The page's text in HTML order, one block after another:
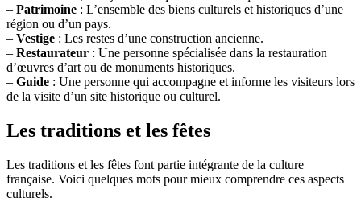
– Patrimoine : L’ensemble des biens culturels et historiques d’une
région ou d’un pays.
– Vestige : Les restes d’une construction ancienne.
– Restaurateur : Une personne spécialisée dans la restauration
d’œuvres d’art ou de monuments historiques.
– Guide : Une personne qui accompagne et informe les visiteurs lors
de la visite d’un site historique ou culturel.
Les traditions et les fêtes
Les traditions et les fêtes font partie intégrante de la culture
française. Voici quelques mots pour mieux comprendre ces aspects
culturels.